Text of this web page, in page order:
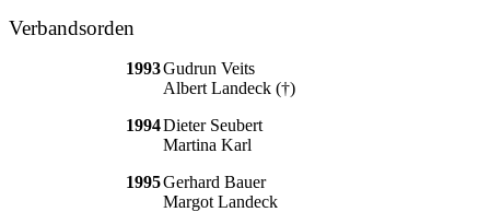
Verbandsorden
1993Gudrun Veits
Albert Landeck (†)
1994Dieter Seubert
Martina Karl
1995Gerhard Bauer
Margot Landeck